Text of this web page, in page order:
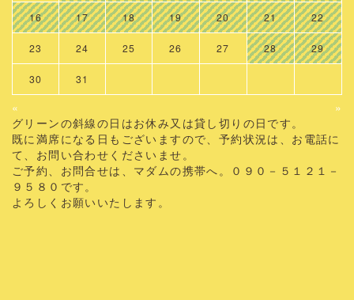
16 17 18 19 20 21 22
23 24 25 26 27 28 29
30 31
«
»
グリーンの斜線の日はお休み又は貸し切りの日です。
既に満席になる日もございますので、予約状況は、お電話に
て、お問い合わせくださいませ。
ご予約、お問合せは、マダムの携帯へ。０９０－５１２１－
９５８０です。
よろしくお願いいたします。